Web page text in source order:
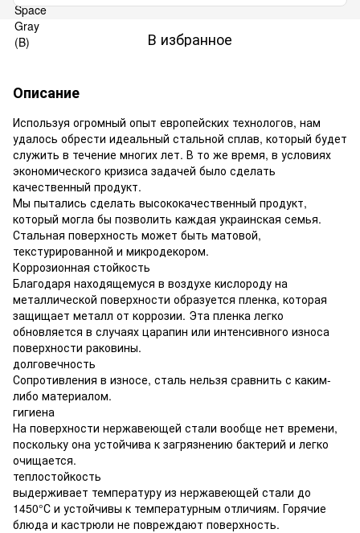
В избранное
Описание
Используя огромный опыт европейских технологов, нам
удалось обрести идеальный стальной сплав, который будет
служить в течение многих лет. В то же время, в условиях
экономического кризиса задачей было сделать
качественный продукт.
Мы пытались сделать высококачественный продукт,
который могла бы позволить каждая украинская семья.
Стальная поверхность может быть матовой,
текстурированной и микродекором.
Коррозионная стойкость
Благодаря находящемуся в воздухе кислороду на
металлической поверхности образуется пленка, которая
защищает металл от коррозии. Эта пленка легко
обновляется в случаях царапин или интенсивного износа
поверхности раковины.
долговечность
Сопротивления в износе, сталь нельзя сравнить с каким-
либо материалом.
гигиена
На поверхности нержавеющей стали вообще нет времени,
поскольку она устойчива к загрязнению бактерий и легко
очищается.
теплостойкость
выдерживает температуру из нержавеющей стали до
1450°С и устойчивы к температурным отличиям. Горячие
блюда и кастрюли не повреждают поверхность.